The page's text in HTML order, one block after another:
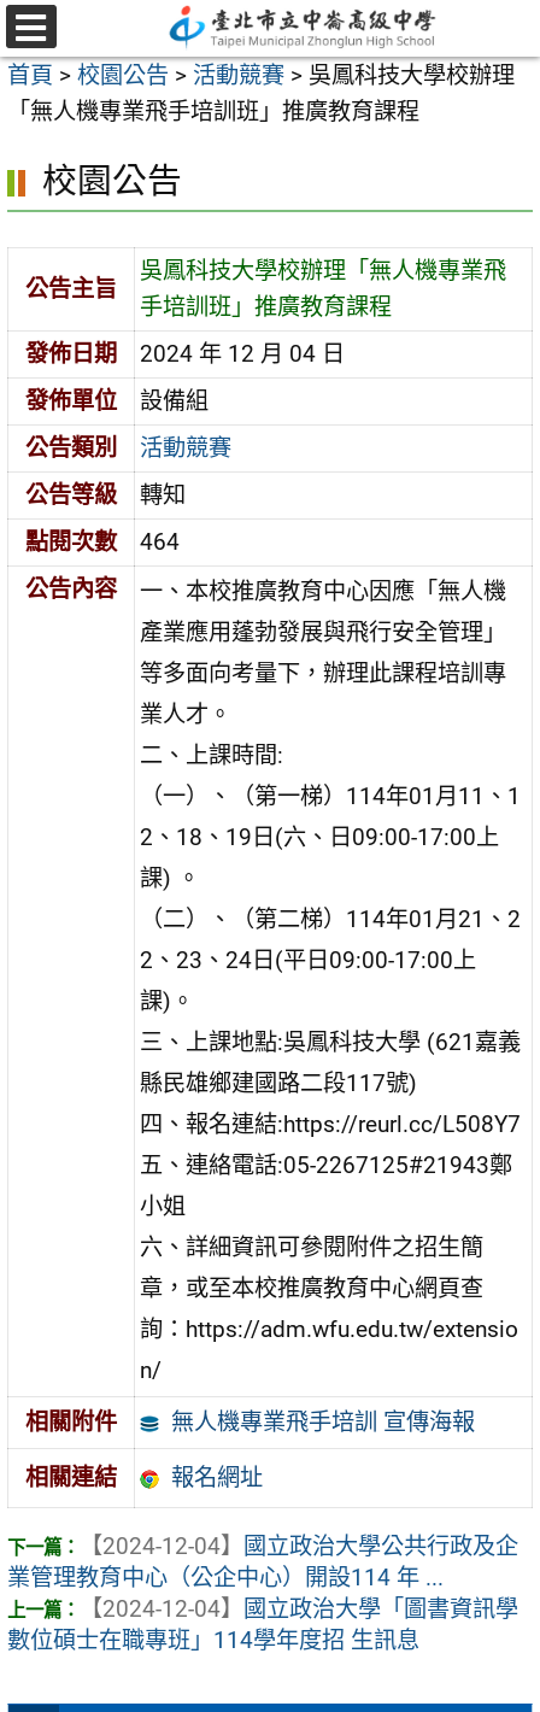
跳
至
主
容
選
單
首頁 > 校園公告 > 活動競賽 > 吳鳳科技大學校辦理
「無人機專業飛手培訓班」推廣教育課程
校園公告
公告主旨
吳鳳科技大學校辦理「無人機專業飛
手培訓班」推廣教育課程
發佈日期
2024 年 12 月 04 日
發佈單位
設備組
公告類別
活動競賽
公告等級
轉知
點閱次數
464
公告內容
一、本校推廣教育中心因應「無人機
產業應用蓬勃發展與飛行安全管理」
等多面向考量下，辦理此課程培訓專
業人才。
二、上課時間:
（一）、（第一梯）114年01月11、1
2、18、19日(六、日09:00-17:00上
課) 。
（二）、（第二梯）114年01月21、2
2、23、24日(平日09:00-17:00上
課)。
三、上課地點:吳鳳科技大學 (621嘉義
縣民雄鄉建國路二段117號)
四、報名連結:https://reurl.cc/L508Y7
五、連絡電話:05-2267125#21943鄭
小姐
六、詳細資訊可參閱附件之招生簡
章，或至本校推廣教育中心網頁查
詢：https://adm.wfu.edu.tw/extensio
n/
相關附件
無人機專業飛手培訓 宣傳海報
相關連結 報名網址
【2024-12-04】
國立政治大學公共行政及企
業管理教育中心（公企中心）開設114 年 ...
【2024-12-04】
國立政治大學「圖書資訊學
數位碩士在職專班」114學年度招 生訊息